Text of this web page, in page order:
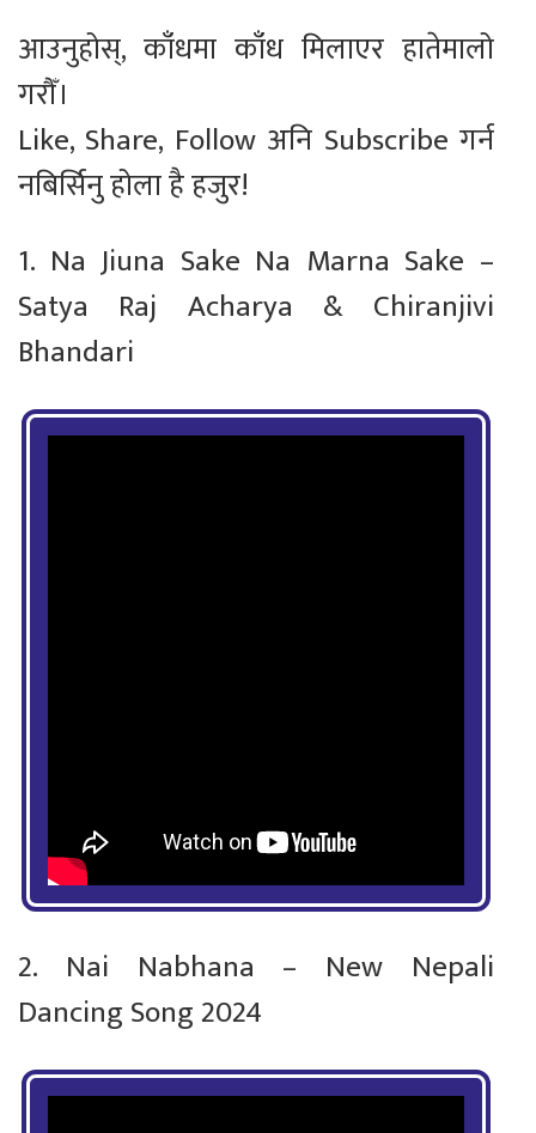
आउनुहोस्, काँधमा काँध मिलाएर हातेमालो
गरौँ।
Like, Share, Follow अनि Subscribe गर्न
नबिर्सिनु होला है हजुर!
1. Na Jiuna Sake Na Marna Sake –
Satya Raj Acharya & Chiranjivi
Bhandari
2. Nai Nabhana – New Nepali
Dancing Song 2024